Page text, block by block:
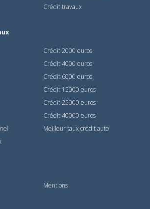
Crédit travaux
Crédit 2000 euros
Crédit 4000 euros
Crédit 6000 euros
Crédit 15000 euros
Crédit 25000 euros
Crédit 40000 euros
Meilleur taux crédit auto
Mentions